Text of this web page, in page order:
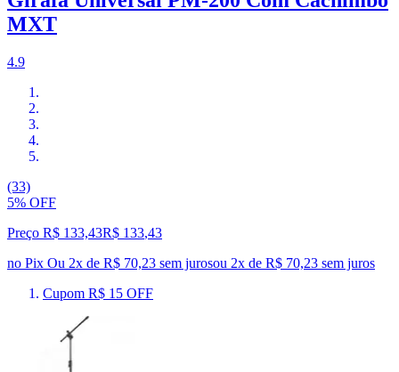
MXT
4.9
(33)
5% OFF
Preço R$ 133,43R$ 133,43
no Pix Ou 2x de R$ 70,23 sem jurosou 2x de R$ 70,23 sem juros
Cupom R$ 15 OFF